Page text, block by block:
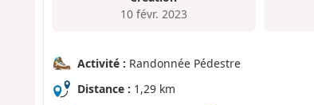
10 févr. 2023
Activité : Randonnée Pédestre
Distance : 1,29 km